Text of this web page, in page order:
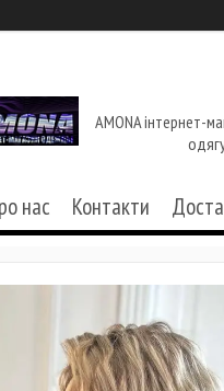
AMONA інтернет-
нас Контакти